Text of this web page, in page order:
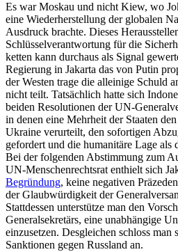
Es war Moskau und nicht Kiew, wo
eine Wieder­herstellung der globalen
Ausdruck brachte. Dieses
Schlüsselverantwortung für die
ketten kann durchaus als Signal
Regierung in Jakarta das von Putin
der Westen trage die alleinige Schuld
nicht teilt. Tat­sächlich hatte sich
beiden Resolutionen der UN-
in denen eine Mehrheit der Staaten
Ukraine verurteilt, den sofortigen
gefordert und die humanitäre Lage als
Bei der folgen­den Abstimmung zum
UN-Menschenrechtsrat ent­hielt sich
Begründung, keine negativen
der Glaubwürdigkeit der
Stattdessen unterstütze man den
Generalsekretärs, eine unabhängige
einzusetzen. Desgleichen schloss
Sanktionen gegen Russland an.